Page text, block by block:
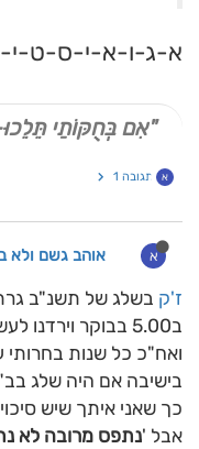
א-ג-ו-א-י-ס-ט-
"אִם בְּחֻקּוֹתַי
א תגובה 1
א אוהב גשם ולא
ז'ק בשלג של תשנ"ב
ב5.00 בבוקר וירדנו לעשות בובת שלג וכו' וכו'
ואח"כ כל שנות
בישיבה אם היה שלג
כך שאני איתך שיש
אבל 'נתפס מרובה לא